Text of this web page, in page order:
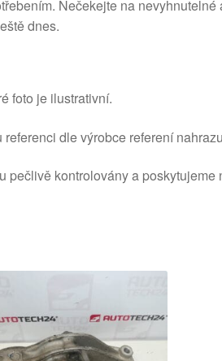
Nečekejte na
dnes.
foto je ilustrativní.
dle výrobce referení
kontrolovány a poskytujeme